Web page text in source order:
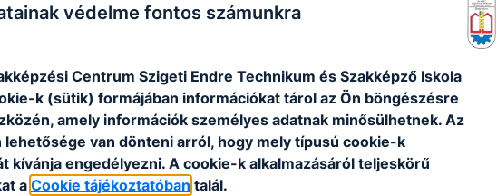
képes számítógépet kezelni, üzemeltetni, irodai,
elvégzi a számítógépek és perifériáik hardveres szerelési,
munkáit;
ellátja a munkaállomások operációs rendszerének
képes a hálózati eszközök, a hálózati operációs
szolgáltatások telepítésére, üzemeltetésére és
ellátja a kisebb helyi hálózatok kiépítésével és
védelme fontos számunkra
Centrum Szigeti Endre Technikum és Szakképző Iskola
k (sütik) formájában információkat tárol az Ön böngészésre
amely információk személyes adatnak minősülhetnek. Az
lehetősége van dönteni arról, hogy mely típusú cookie-k
kívánja engedélyezni. A cookie-k alkalmazásáról teljeskörű
a Cookie tájékoztatóban talál.